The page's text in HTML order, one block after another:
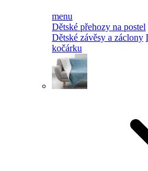
menu
Dětské přehozy na postel
Dětské závěsy a záclony
kočárku